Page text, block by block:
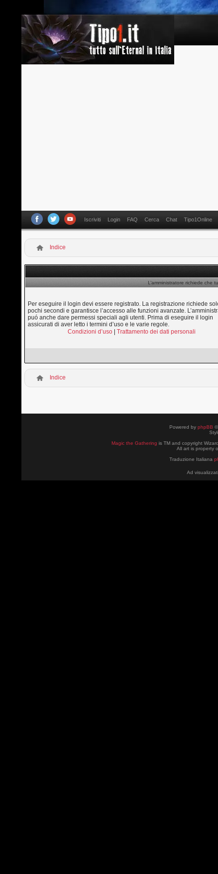
Iscriviti Login FAQ Cerca Chat Tipo1Online
Indice
L’amministratore richiede che
Per eseguire il login devi essere registrato. La registrazione richiede
pochi secondi e garantisce l’accesso alle funzioni avanzate.
puó anche dare permessi speciali agli utenti. Prima di eseguire il login
assicurati di aver letto i termini d’uso e le varie regole.
Condizioni d’uso |Trattamento dei dati personali
Indice
Powered by phpBB
Magic the Gathering is TM and copyright
All art is property
Traduzione Italiana
Ad